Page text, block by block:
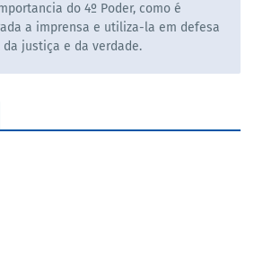
do 4º Poder, como é
a imprensa e utiliza-la em defesa
da justiça e da verdade.